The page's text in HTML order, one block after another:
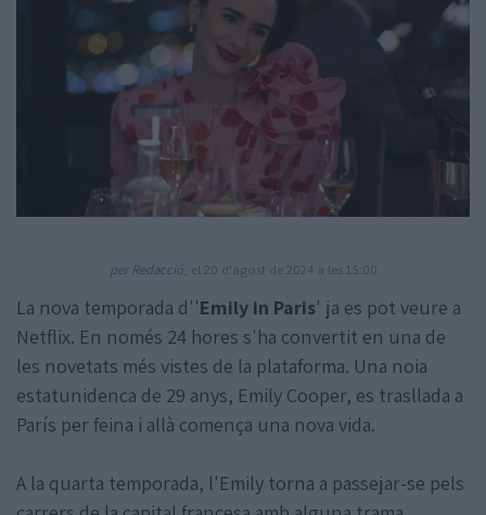
Tecnologia:
Amb la col·laboració de:
per Redacció, el 20 d'agost de 2024 a les 15:00
La nova temporada d''Emily in Paris' ja es pot veure a
Netflix. En només 24 hores s'ha convertit en una de
les novetats més vistes de la plataforma. Una noia
estatunidenca de 29 anys, Emily Cooper, es trasllada a
París per feina i allà comença una nova vida.
A la quarta temporada, l'Emily torna a passejar-se pels